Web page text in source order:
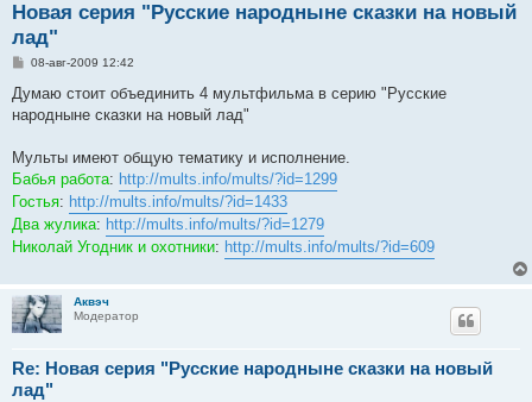
Новая серия "Русские народныне сказки на новый
лад"
С
о
б
щ
и
е
08-авг-2009 12:42
Думаю стоит объединить 4 мультфильма в серию "Русские
народныне сказки на новый лад"
Мульты имеют общую тематику и исполнение.
Бабья работа: http://mults.info/mults/?id=1299
Гостья: http://mults.info/mults/?id=1433
Два жулика: http://mults.info/mults/?id=1279
Николай Угодник и охотники: http://mults.info/mults/?id=609
Аквэч
Модератор
Re: Новая серия "Русские народныне сказки на новый
лад"